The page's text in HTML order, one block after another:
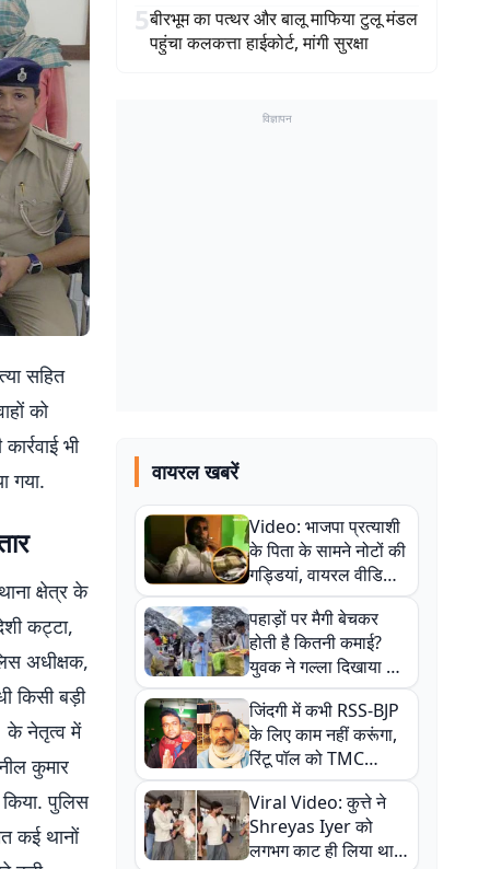
सहित
को
भी
गया.
क्षेत्र के
कट्टा,
अधीक्षक,
किसी बड़ी
के नेतृत्व में
कुमार
पुलिस
कई थानों
5बीरभूम का पत्थर और बालू माफिया टुलू मंडल
पहुंचा कलकत्ता हाईकोर्ट, मांगी सुरक्षा
विज्ञापन
वायरल खबरें
Video: भाजपा प्रत्याशी
के पिता के सामने नोटों की
गड्डियां, वायरल वीडियो
से राजनीति में उबाल,
अजित महतो बोले- TMC
की गंदी चाल
पहाड़ों पर मैगी बेचकर
होती है कितनी कमाई?
युवक ने गल्ला दिखाया तो
नौकरी वालों के खड़े हो गए
कान
जिंदगी में कभी RSS-BJP
के लिए काम नहीं करूंगा,
रिंटू पॉल को TMC
ऑफिस में ले जाकर पीटा,
Video वायरल
Viral Video: कुत्ते ने
Shreyas Iyer को
लगभग काट ही लिया था,